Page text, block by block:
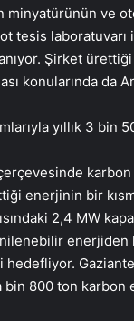
minyatürünün ve
tesis
Şirket
konularında da
yıllık 3
karbon
enerjinin bir
2,4 MW
enerjiden
800 ton karbon